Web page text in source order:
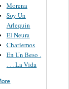
Morena
Soy Un
Arlequin
El Neura
Charlemos
En Un Beso .
. . . La Vida